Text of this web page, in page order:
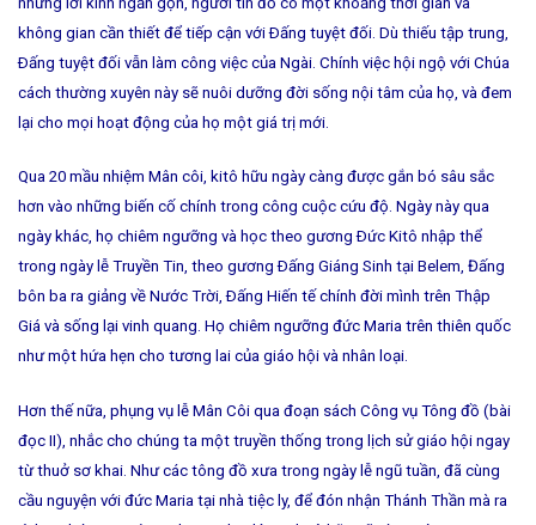
không gian cần thiết để tiếp cận với Ðấng tuyệt đối. Dù thiếu tập trung,
Ðấng tuyệt đối vẫn làm công việc của Ngài. Chính việc hội ngộ với Chúa
cách thường xuyên này sẽ nuôi dưỡng đời sống nội tâm của họ, và đem
lại cho mọi hoạt động của họ một giá trị mới.
Qua 20 mầu nhiệm Mân côi, kitô hữu ngày càng được gắn bó sâu sắc
hơn vào những biến cố chính trong công cuộc cứu độ. Ngày này qua
ngày khác, họ chiêm ngưỡng và học theo gương Ðức Kitô nhập thể
trong ngày lễ Truyền Tin, theo gương Ðấng Giáng Sinh tại Belem, Đấng
bôn ba ra giảng về Nước Trời, Ðấng Hiến tế chính đời mình trên Thập
Giá và sống lại vinh quang. Họ chiêm ngưỡng đức Maria trên thiên quốc
như một hứa hẹn cho tương lai của giáo hội và nhân loại.
Hơn thế nữa, phụng vụ lễ Mân Côi qua đoạn sách Công vụ Tông đồ (bài
đọc II), nhắc cho chúng ta một truyền thống trong lịch sử giáo hội ngay
từ thuở sơ khai. Như các tông đồ xưa trong ngày lễ ngũ tuần, đã cùng
cầu nguyện với đức Maria tại nhà tiệc ly, để đón nhận Thánh Thần mà ra